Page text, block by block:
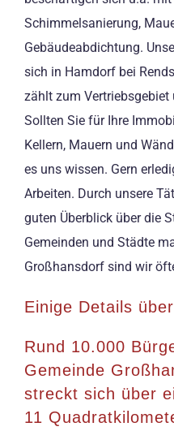
Schimmelsanierung,
Gebäudeabdichtung.
sich in Hamdorf bei
zählt zum Vertriebsgebiet
Sollten Sie für Ihre
Kellern, Mauern und
es uns wissen. Gern
Arbeiten. Durch unsere
guten Überblick über die
Gemeinden und Städte
Großhansdorf sind wir
Einige Details
Rund 10.000
Gemeinde
streckt sich über
11